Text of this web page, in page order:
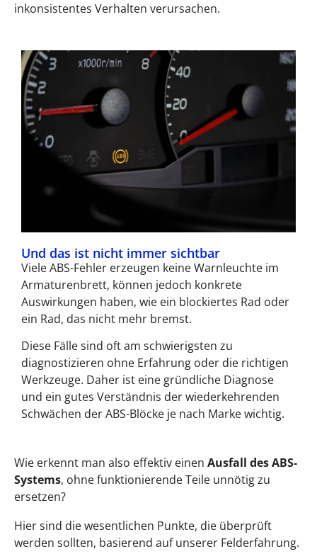
inkonsistentes Verhalten verursachen.
Und das ist nicht immer sichtbar
Viele ABS-Fehler erzeugen keine Warnleuchte im
Armaturenbrett, können jedoch konkrete
Auswirkungen haben, wie ein blockiertes Rad oder
ein Rad, das nicht mehr bremst.
Diese Fälle sind oft am schwierigsten zu
diagnostizieren ohne Erfahrung oder die richtigen
Werkzeuge. Daher ist eine gründliche Diagnose
und ein gutes Verständnis der wiederkehrenden
Schwächen der ABS-Blöcke je nach Marke wichtig.
Wie erkennt man also effektiv einen Ausfall des ABS-
Systems, ohne funktionierende Teile unnötig zu
ersetzen?
Hier sind die wesentlichen Punkte, die überprüft
werden sollten, basierend auf unserer Felderfahrung.